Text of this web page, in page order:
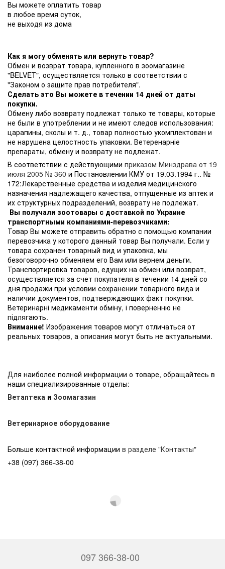
Вы можете оплатить товар
в любое время суток,
не выходя из дома
Как я могу обменять или вернуть товар?
Обмен и возврат товара, купленного в зоомагазине
"BELVET", осуществляется только в соответствии с
"Законом о защите прав потребителя".
Сделать это Вы можете в течении 14 дней от даты
покупки.
Обмену либо возврату подлежат только те товары, которые
не были в употреблении и не имеют следов использования:
царапины, сколы и т. д., товар полностью укомплектован и
не нарушена целостность упаковки. Ветеренарніе
препараты, обмену и возврату не подлежат.
В соответствии с действующими приказом Минздрава от 19
июля 2005 № 360 и Постановлении КМУ от 19.03.1994 г.. №
172:Лекарственные средства и изделия медицинского
назначения надлежащего качества, отпущенные из аптек и
их структурных подразделений, возврату не подлежат.
Вы получали зоотовары с доставкой по Украине
транспортными компаниями-перевозчиками:
Товар Вы можете отправить обратно с помощью компании
перевозчика у которого данный товар Вы получали. Если у
товара сохранен товарный вид и упаковка, мы
безоговорочно обменяем его Вам или вернем деньги.
Транспортировка товаров, едущих на обмен или возврат,
осуществляется за счет покупателя в течении 14 дней со
дня продажи при условии сохранении товарного вида и
наличии документов, подтверждающих факт покупки.
Ветеринарні медикаменти обміну, і поверненню не
підлягають.
Внимание! Изображения товаров могут отличаться от
реальных товаров, а описания могут быть не актуальными.
Для наиболее полной информации о товаре, обращайтесь в
наши специализированные отделы:
Ветаптека и Зоомагазин
Ветеринарное оборудование
Больше контактной информации в разделе "Контакты"
+38 (097) 366-38-00
097 366-38-00